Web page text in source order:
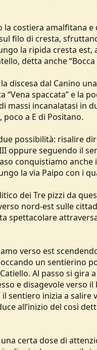
costiera amalfitana
filo di cresta,
la ripida cresta
detta anche “Bocca
discesa dal Canino
spaccata” e la
massi incanalatasi in
a E di Positano.
possibilità: risalire
oppure seguendo il
conquistiamo anche
la via Paipo con i
dei Tre pizzi da
nord-est sulle
spettacolare
verso est
un sentierino
Al passo si gira
e disagevole verso
sentiero inizia a
all’inizio del così
certa dose di